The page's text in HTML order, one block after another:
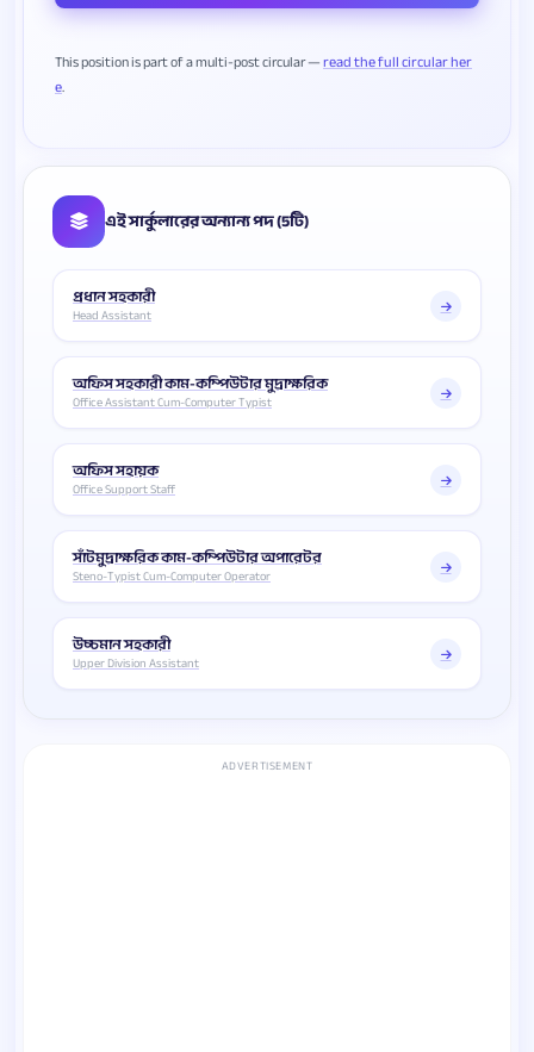
This position is part of a multi-post circular —read the full circular her
e
এই সার্কুলারের অন্যান্য পদ (5টি)
প্রধান সহকারী
Head Assistant
অফিস সহকারী কাম-কম্পিউটার মুদ্রাক্ষরিক
Office Assistant Cum-Computer Typist
অফিস সহায়ক
Office Support Staff
সাঁটমুদ্রাক্ষরিক কাম-কম্পিউটার অপারেটর
Steno-Typist Cum-Computer Operator
উচ্চমান সহকারী
Upper Division Assistant
ADVERTISEMENT